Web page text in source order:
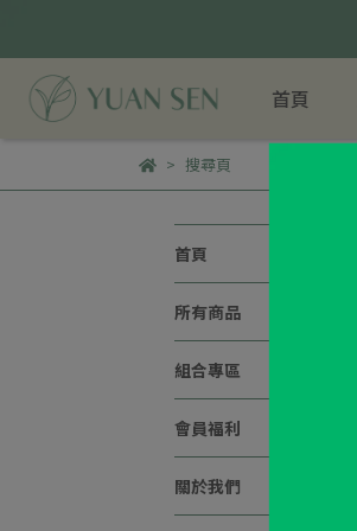
首頁
搜尋頁
首頁
所有商品
組合專區
會員福利
關於我們